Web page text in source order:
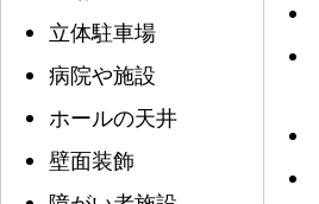
立体駐車場
病院や施設
ホールの天井
壁面装飾